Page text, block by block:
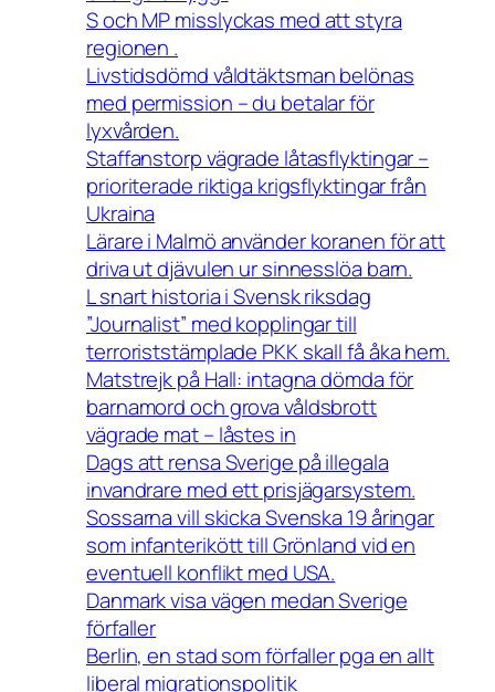
S och MP misslyckas med att styra
regionen .
Livstidsdömd våldtäktsman belönas
med permission – du betalar för
lyxvården.
Staffanstorp vägrade låtasflyktingar –
prioriterade riktiga krigsflyktingar från
Ukraina
Lärare i Malmö använder koranen för att
driva ut djävulen ur sinnesslöa barn.
L snart historia i Svensk riksdag
”Journalist” med kopplingar till
terroriststämplade PKK skall få åka hem.
Matstrejk på Hall: intagna dömda för
barnamord och grova våldsbrott
vägrade mat – låstes in
Dags att rensa Sverige på illegala
invandrare med ett prisjägarsystem.
Sossarna vill skicka Svenska 19 åringar
som infanterikött till Grönland vid en
eventuell konflikt med USA.
Danmark visa vägen medan Sverige
förfaller
Berlin, en stad som förfaller pga en allt
liberal migrationspolitik